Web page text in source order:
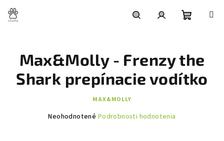
obsah
košík
Max&Molly - Frenzy the
Shark prepínacie vodítko
MAX&MOLLY
Priemerné
Neohodnotené Podrobnosti hodnotenia